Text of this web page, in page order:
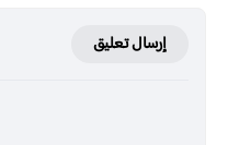
إرسال تعليق